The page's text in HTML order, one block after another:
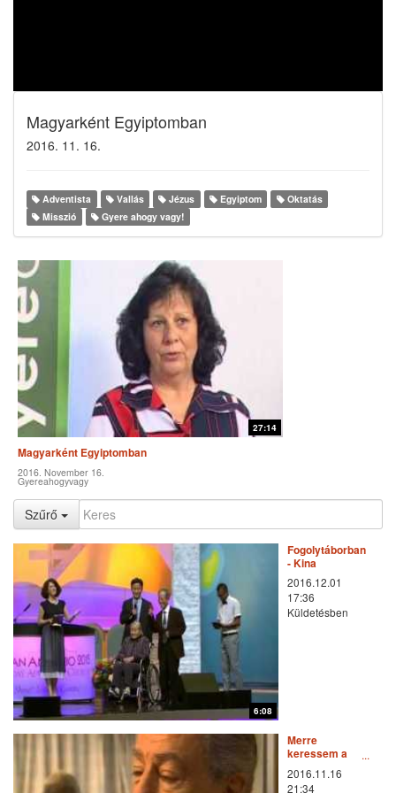
Magyarként Egyiptomban
2016. 11. 16.
Adventista Vallás Jézus Egyiptom
Oktatás
Misszió
Gyere ahogy vagy!
27:14
Magyarként Egyiptomban
2016. November 16.
Gyereahogyvagy
Szűrő
6:08
Fogolytáborban
- Kina
2016.12.01
17:36
Küldetésben
Merre
keressem a
jobb
egészséget?
2016.11.16
21:34